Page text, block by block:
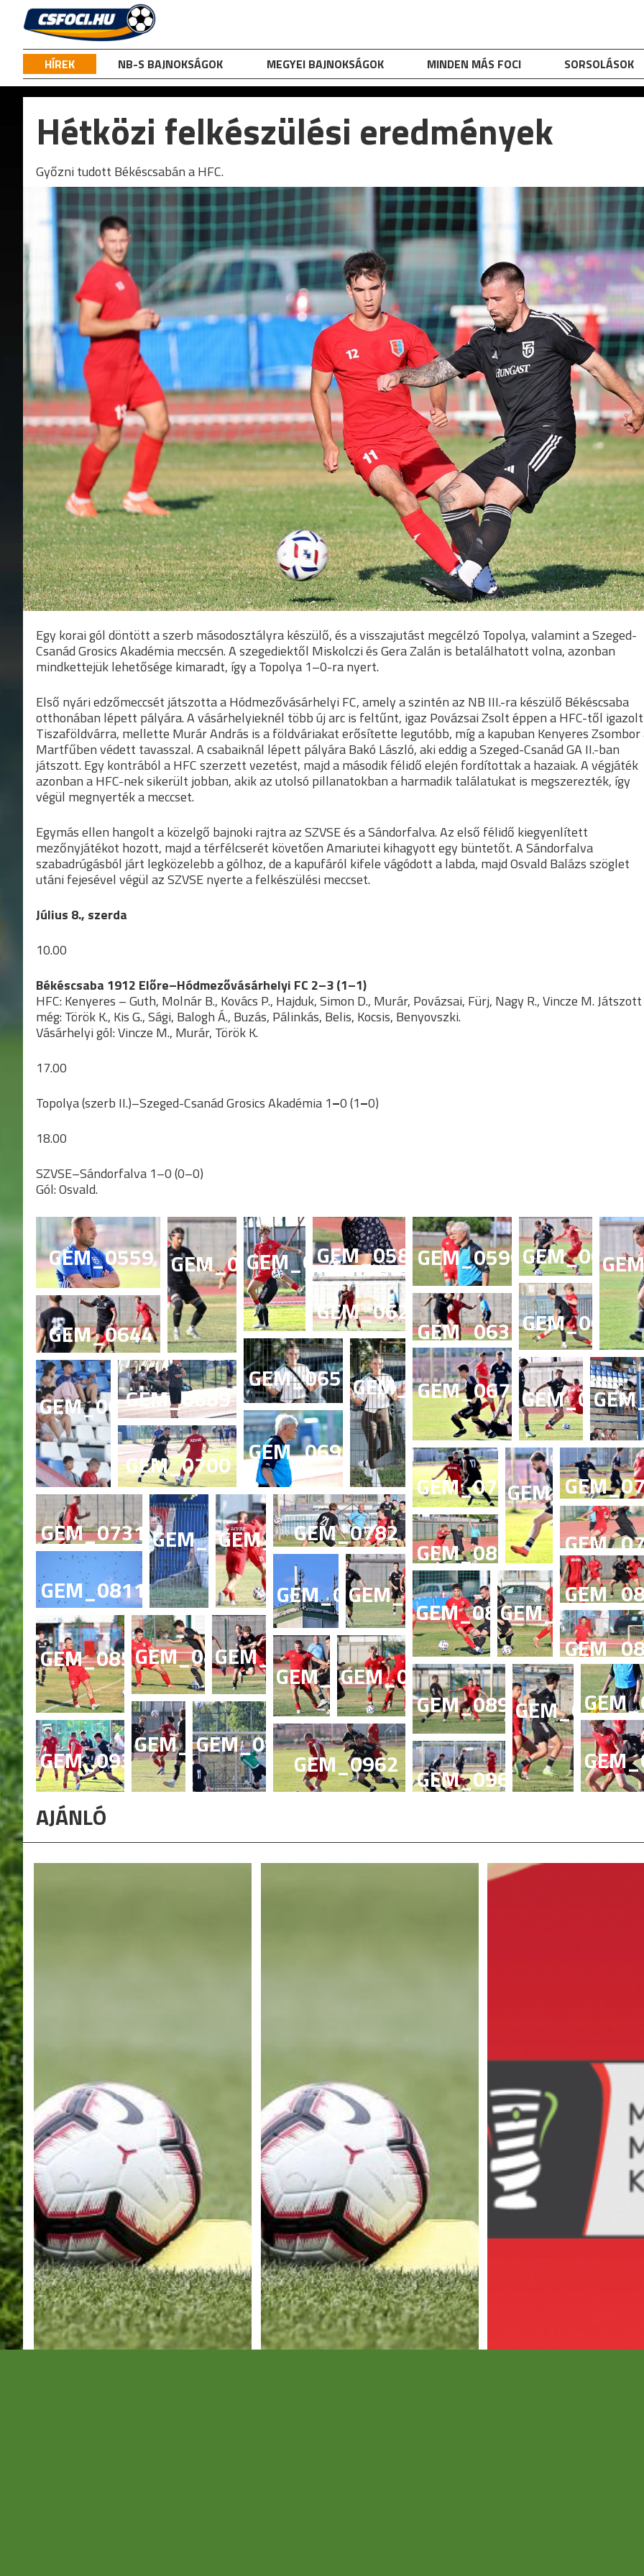
content
HÍREK NB-S BAJNOKSÁGOK MEGYEI BAJNOKSÁGOK MINDEN MÁS FOCI SORSOLÁSOK
Hétközi felkészülési eredmények
Győzni tudott Békéscsabán a HFC.
Egy korai gól döntött a szerb másodosztályra készülő, és a visszajutást megcélzó Topolya, valamint a Szeged-
Csanád Grosics Akadémia meccsén. A szegediektől Miskolczi és Gera Zalán is betalálhatott volna, azonban
mindkettejük lehetősége kimaradt, így a Topolya 1–0-ra nyert.
Első nyári edzőmeccsét játszotta a Hódmezővásárhelyi FC, amely a szintén az NB III.-ra készülő Békéscsaba
otthonában lépett pályára. A vásárhelyieknél több új arc is feltűnt, igaz Povázsai Zsolt éppen a HFC-től igazolt
Tiszaföldvárra, mellette Murár András is a földváriakat erősítette legutóbb, míg a kapuban Kenyeres Zsombor
Martfűben védett tavasszal. A csabaiknál lépett pályára Bakó László, aki eddig a Szeged-Csanád GA II.-ban
játszott. Egy kontrából a HFC szerzett vezetést, majd a második félidő elején fordítottak a hazaiak. A végjáték
azonban a HFC-nek sikerült jobban, akik az utolsó pillanatokban a harmadik találatukat is megszerezték, így
végül megnyerték a meccset.
Egymás ellen hangolt a közelgő bajnoki rajtra az SZVSE és a Sándorfalva. Az első félidő kiegyenlített
mezőnyjátékot hozott, majd a térfélcserét követően Amariutei kihagyott egy büntetőt. A Sándorfalva
szabadrúgásból járt legközelebb a gólhoz, de a kapufáról kifele vágódott a labda, majd Osvald Balázs szöglet
utáni fejesével végül az SZVSE nyerte a felkészülési meccset.
Július 8., szerda
10.00
Békéscsaba 1912 Előre–Hódmezővásárhelyi FC 2–3 (1–1)
HFC: Kenyeres – Guth, Molnár B., Kovács P., Hajduk, Simon D., Murár, Povázsai, Fürj, Nagy R., Vincze M. Játszott
még: Török K., Kis G., Sági, Balogh Á., Buzás, Pálinkás, Belis, Kocsis, Benyovszki.
Vásárhelyi gól: Vincze M., Murár, Török K.
17.00
Topolya (szerb II.)–Szeged-Csanád Grosics Akadémia 1–0 (1–0)
18.00
SZVSE–Sándorfalva 1–0 (0–0)
Gól: Osvald.
GEM_0559 GEM_0568GEM_0576GEM_0580GEM_0596GEM_0612
GEM_0623
GEM_0627
GEM_0631
GEM_0644
GEM_0657GEM_0661GEM_0671GEM_0674
GEM_0688GEM_0689
GEM_0692
GEM_0700
GEM_0709GEM_0725
GEM_0731 GEM_0734GEM_0742GEM_0782
GEM_0808
GEM_0811
GEM_0817GEM_0835
GEM_0840GEM_0846
GEM_0857GEM_0865GEM_0871
GEM_0882GEM_0887
GEM_0890GEM_0897
GEM_0917GEM_0927
GEM_0935 GEM_0962 GEM_0964
AJÁNLÓ